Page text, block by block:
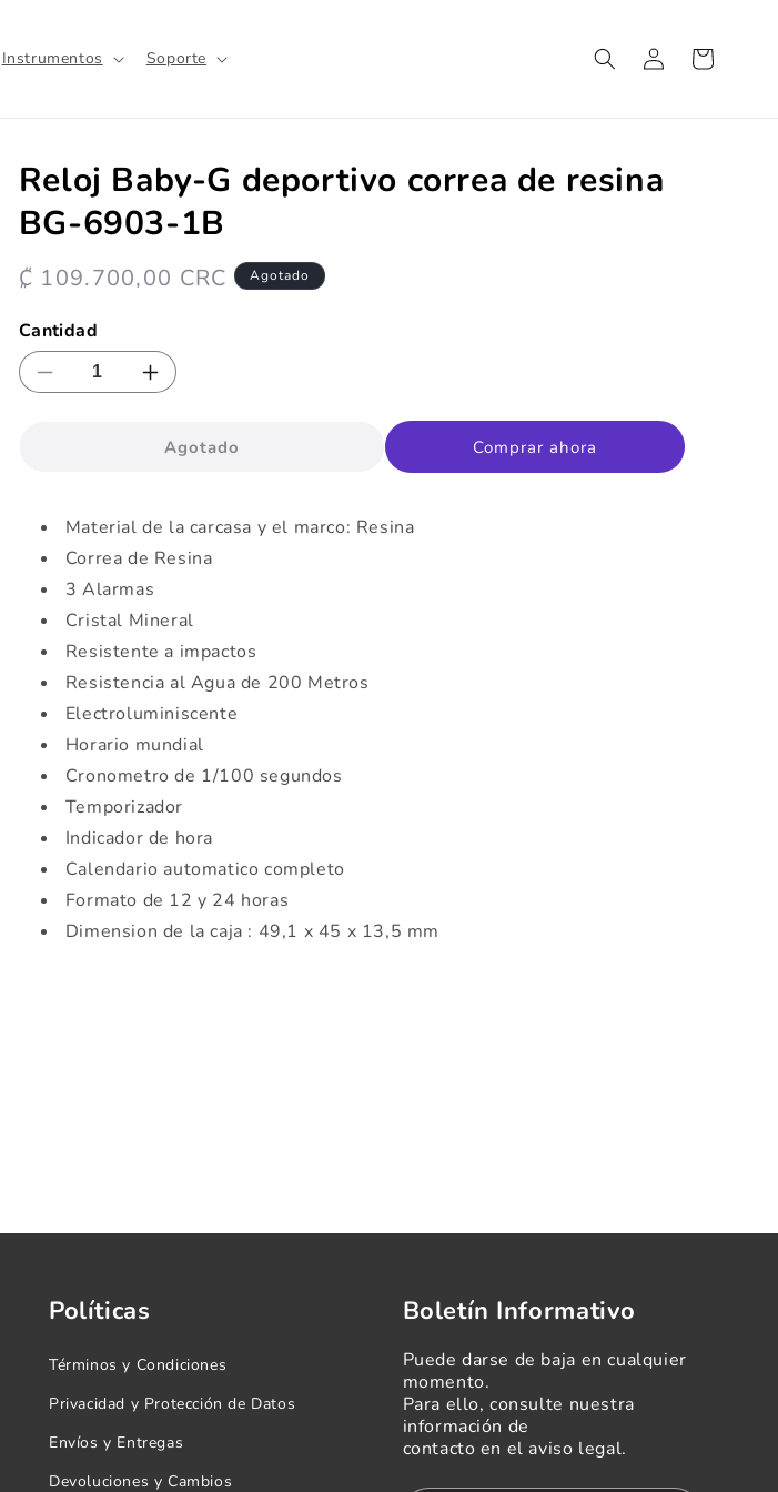
Instrumentos Soporte
Iniciar
sesión
Carrito
Reloj Baby-G deportivo correa de resina
BG-6903-1B
Precio
₡ 109.700,00 CRC Agotado
Cantidad
Reducir
deportivo
de
resina
BG-
1B
Aumentar
Reloj
deportivo
de
resina
BG-
1B
Agotado Comprar ahora
Material de la carcasa y el marco: Resina
Correa de Resina
3 Alarmas
Cristal Mineral
Resistente a impactos
Resistencia al Agua de 200 Metros
Electroluminiscente
Horario mundial
Cronometro de 1/100 segundos
Temporizador
Indicador de hora
Calendario automatico completo
Formato de 12 y 24 horas
Dimension de la caja : 49,1 x 45 x 13,5 mm
Políticas
Términos y Condiciones
Privacidad y Protección de Datos
Envíos y Entregas
Devoluciones y Cambios
Boletín Informativo
Puede darse de baja en cualquier
momento.
Para ello, consulte nuestra
información de
contacto en el aviso legal.